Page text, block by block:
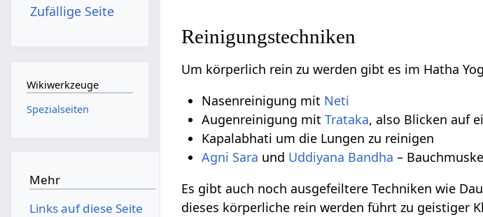
Reinigungstechniken
Um körperlich rein zu werden gibt es im Hatha
Nasenreinigung mit Neti
Augenreinigung mitTrataka, also Blicken auf
Kapalabhati um die Lungen zu reinigen
Agni Sara und Uddiyana Bandha –
Es gibt auch noch ausgefeiltere Techniken wie
dieses körperliche rein werden führt zu geistiger
Zufällige Seite
Wikiwerkzeuge
Spezialseiten
Mehr
Links auf diese Seite